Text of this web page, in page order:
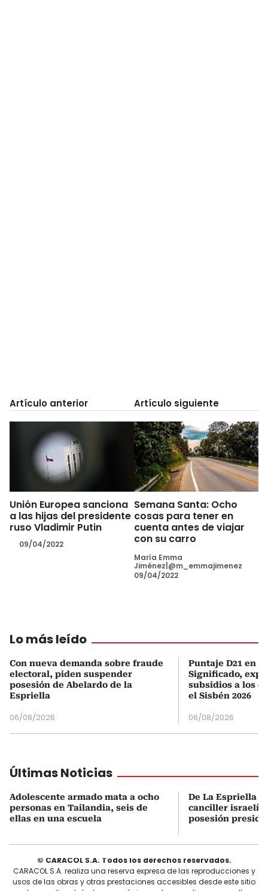
Artículo anterior
Unión Europea sanciona
a las hijas del presidente
ruso Vladimir Putin
09/04/2022
Artículo siguiente
Semana Santa: Ocho
cosas para tener en
cuenta antes de viajar
con su carro
María Emma
Jiménez|@m_emmajimenez
09/04/2022
Lo más leído
Con nueva demanda sobre fraude
electoral, piden suspender
posesión de Abelardo de la
Espriella
06/08/2026
Puntaje D21 en
Significado,
subsidios a los
el Sisbén 2026
06/08/2026
Últimas Noticias
Adolescente armado mata a ocho
personas en Tailandia, seis de
ellas en una escuela
De La Espriella
canciller israelí
posesión
© CARACOL S.A. Todos los derechos reservados.
CARACOL S.A. realiza una reserva expresa de las reproducciones y
usos de las obras y otras prestaciones accesibles desde este sitio